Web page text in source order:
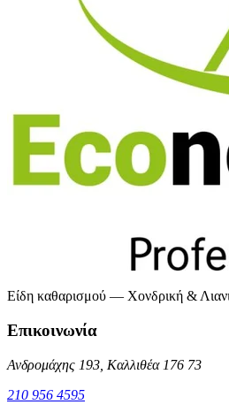
Είδη καθαρισμού — Χονδρική &
Επικοινωνία
Ανδρομάχης 193, Καλλιθέα 176 73
210 956 4595